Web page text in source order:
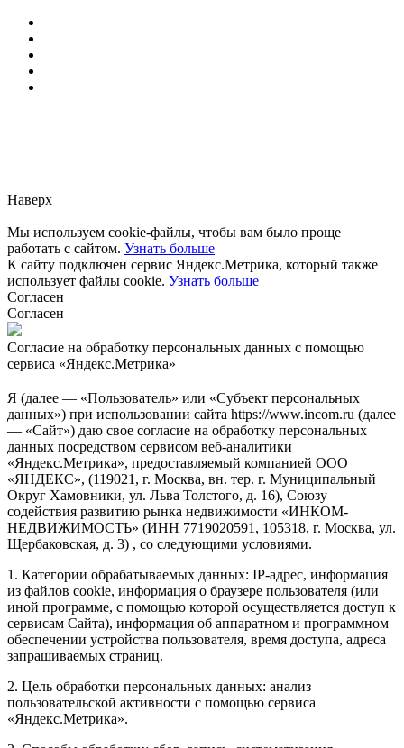
Наверх
Мы используем cookie-файлы, чтобы вам было проще
работать с сайтом. Узнать больше
К сайту подключен сервис Яндекс.Метрика, который также
использует файлы cookie. Узнать больше
Согласен
Согласен
Согласие на обработку персональных данных с помощью
сервиса «Яндекс.Метрика»
Я (далее — «Пользователь» или «Субъект персональных
данных») при использовании сайта https://www.incom.ru (далее
— «Сайт») даю свое согласие на обработку персональных
данных посредством сервисом веб-аналитики
«Яндекс.Метрика», предоставляемый компанией ООО
«ЯНДЕКС», (119021, г. Москва, вн. тер. г. Муниципальный
Округ Хамовники, ул. Льва Толстого, д. 16), Союзу
содействия развитию рынка недвижимости «ИНКОМ-
НЕДВИЖИМОСТЬ» (ИНН 7719020591, 105318, г. Москва, ул.
Щербаковская, д. 3) , со следующими условиями.
1. Категории обрабатываемых данных: IP-адрес, информация
из файлов cookie, информация о браузере пользователя (или
иной программе, с помощью которой осуществляется доступ к
сервисам Сайта), информация об аппаратном и программном
обеспечении устройства пользователя, время доступа, адреса
запрашиваемых страниц.
2. Цель обработки персональных данных: анализ
пользовательской активности с помощью сервиса
«Яндекс.Метрика».